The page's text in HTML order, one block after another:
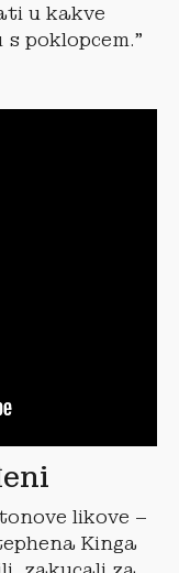
u kakve
poklopcem.”
likove –
Kinga